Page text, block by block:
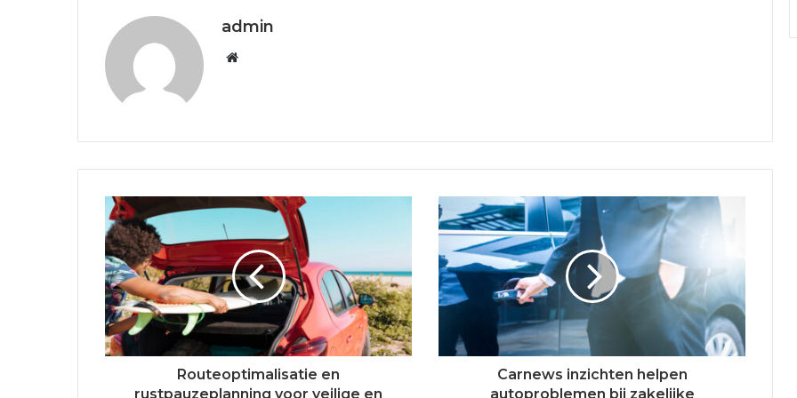
admin
i
Routeoptimalisatie en
rustpauzeplanning voor veilige en
Carnews inzichten helpen
autoproblemen bij zakelijke